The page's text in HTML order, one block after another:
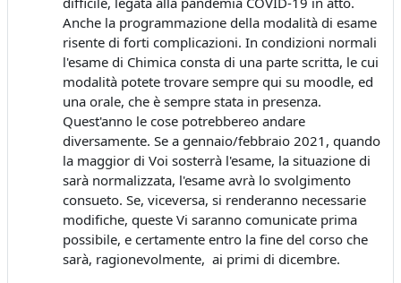
Anche la programmazione della modalità di esame
risente di forti complicazioni. In condizioni normali
l'esame di Chimica consta di una parte scritta, le cui
modalità potete trovare sempre qui su moodle, ed
una orale, che è sempre stata in presenza.
Quest'anno le cose potrebbereo andare
diversamente. Se a gennaio/febbraio 2021, quando
la maggior di Voi sosterrà l'esame, la situazione di
sarà normalizzata, l'esame avrà lo svolgimento
consueto. Se, viceversa, si renderanno necessarie
modifiche, queste Vi saranno comunicate prima
possibile, e certamente entro la fine del corso che
sarà, ragionevolmente, ai primi di dicembre.